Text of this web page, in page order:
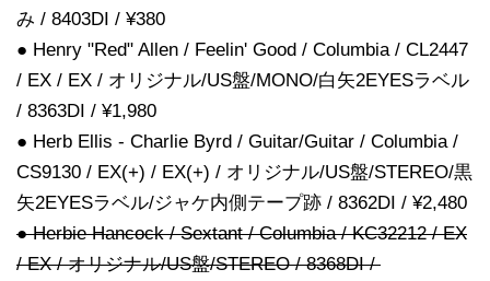
み / 8403DI / ¥380
● Henry "Red" Allen / Feelin' Good / Columbia / CL2447
/ EX / EX / オリジナル/US盤/MONO/白矢2EYESラベル
/ 8363DI / ¥1,980
● Herb Ellis - Charlie Byrd / Guitar/Guitar / Columbia /
CS9130 / EX(+) / EX(+) / オリジナル/US盤/STEREO/黒
矢2EYESラベル/ジャケ内側テープ跡 / 8362DI / ¥2,480
● Herbie Hancock / Sextant / Columbia / KC32212 / EX
/ EX / オリジナル/US盤/STEREO / 8368DI /